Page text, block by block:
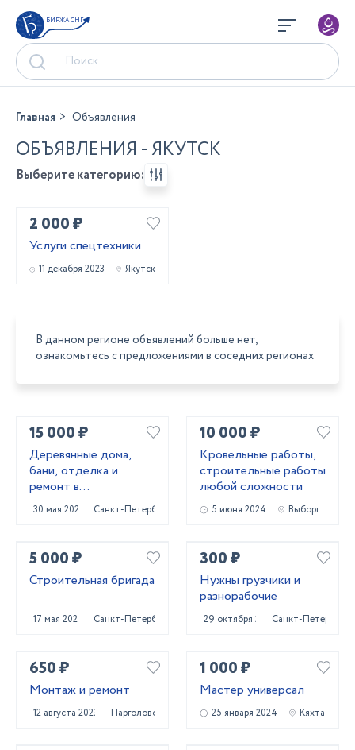
БИРЖА СНГ
Главная Объявления
ОБЪЯВЛЕНИЯ - ЯКУТСК
Выберите категорию:
2 000 ₽
Услуги спецтехники
11 декабря 2023 Якутск
В данном регионе объявлений больше нет,
ознакомьтесь с предложениями в соседних регионах
15 000 ₽
Деревянные дома,
бани, отделка и
ремонт в
Приозерском и
Выборгском районах
30 мая 2025 Санкт-Петербург
10 000 ₽
Кровельные работы,
строительные работы
любой сложности
5 июня 2024 Выборг
5 000 ₽
Строительная бригада
17 мая 2024 Санкт-Петербург
300 ₽
Нужны грузчики и
разнорабочие
29 октября 2023Санкт-Петербург
650 ₽
Монтаж и ремонт
12 августа 2023 Парголово
1 000 ₽
Мастер универсал
25 января 2024 Кяхта